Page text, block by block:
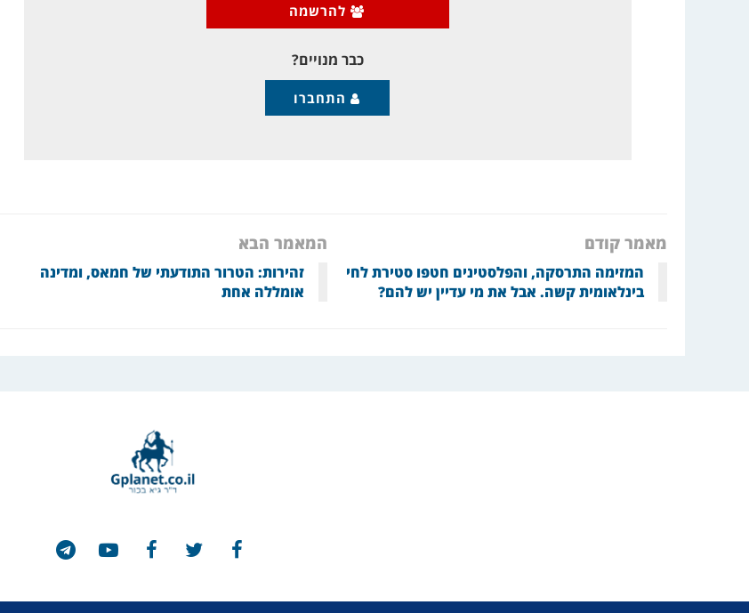
להרשמה
כבר מנויים?
התחברו
מאמר קודם
המזימה התרסקה, והפלסטינים חטפו סטירת לחי
בינלאומית קשה. אבל את מי עדיין יש להם?
המאמר הבא
זהירות: הטרור התודעתי של חמאס, ומדינה
אומללה אחת